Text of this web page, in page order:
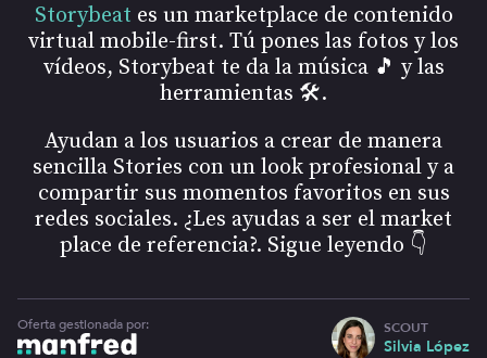
Storybeat es un marketplace de contenido
virtual mobile-first. Tú pones las fotos y los
vídeos, Storybeat te da la música 🎵 y las
herramientas 🛠️.
Ayudan a los usuarios a crear de manera
sencilla Stories con un look profesional y a
compartir sus momentos favoritos en sus
redes sociales. ¿Les ayudas a ser el market
place de referencia?. Sigue leyendo 👇
Oferta gestionada por: SCOUT
Silvia López